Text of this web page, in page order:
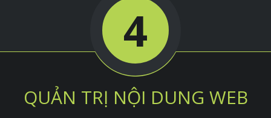
4
QUẢN TRỊ NỘI DUNG WEB